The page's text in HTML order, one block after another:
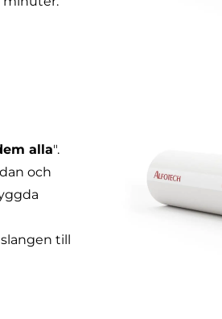
alla".
och
till